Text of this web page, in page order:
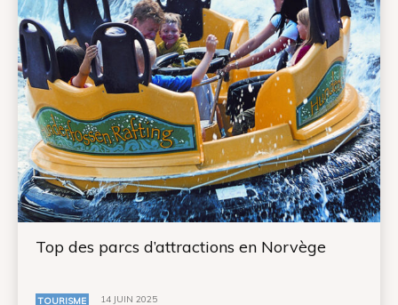
Top des parcs d’attractions en Norvège
TOURISME 14 JUIN 2025